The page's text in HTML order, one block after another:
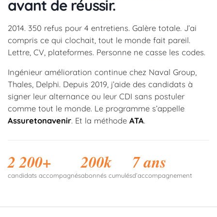
avant de réussir.
2014. 350 refus pour 4 entretiens. Galère totale. J’ai
compris ce qui clochait, tout le monde fait pareil.
Lettre, CV, plateformes. Personne ne casse les codes.
Ingénieur amélioration continue chez Naval Group,
Thales, Delphi. Depuis 2019, j’aide des candidats à
signer leur alternance ou leur CDI sans postuler
comme tout le monde. Le programme s’appelle
Assuretonavenir. Et la méthode ATA.
2 200+
candidats accompagnés
200k
abonnés cumulés
7 ans
d’accompagnement